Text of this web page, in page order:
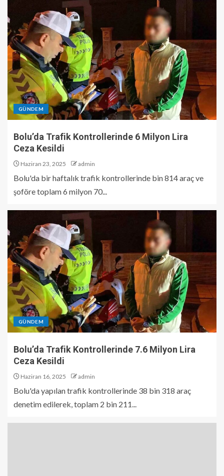
GÜNDEM
Bolu’da Trafik Kontrollerinde 6 Milyon Lira
Ceza Kesildi
Haziran 23, 2025 admin
Bolu'da bir haftalık trafik kontrollerinde bin 814 araç ve
şoföre toplam 6 milyon 70...
GÜNDEM
Bolu’da Trafik Kontrollerinde 7.6 Milyon Lira
Ceza Kesildi
Haziran 16, 2025 admin
Bolu'da yapılan trafik kontrollerinde 38 bin 318 araç
denetim edilerek, toplam 2 bin 211...